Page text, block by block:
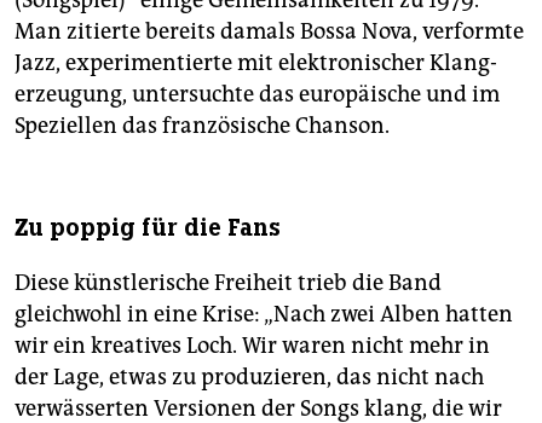
Man zitierte bereits damals Bossa Nova, verformte
Jazz, experimentierte mit elektronischer Klang­
erzeugung, untersuchte das europäische und im
Speziellen das französische Chanson.
Zu poppig für die Fans
Diese künstlerische Freiheit trieb die Band
gleichwohl in eine Krise: „Nach zwei Alben hatten
wir ein kreatives Loch. Wir waren nicht mehr in
der Lage, etwas zu produzieren, das nicht nach
verwässerten Versionen der Songs klang, die wir